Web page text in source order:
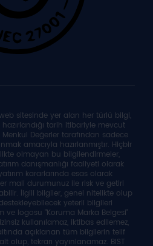
sitesinde yer alan her türlü bilgi,
tarih itibariyle mevcut
Değerler tarafından sadece
amacıyla hazırlanmıştır. Hiçbir
olmayan bu bilgilendirmeler,
danışmanlığı faaliyeti olarak
kararlarında esas olarak
mali durumunuz ile risk ve getiri
İlgili bilgiler, genel nitelikte olup
yeterli bilgileri
ve logosu "Koruma Marka Belgesi"
kullanılamaz, iktibas edilemez,
açıklanan tüm bilgilerin telif
olup, tekrarı yayınlanamaz. BIST